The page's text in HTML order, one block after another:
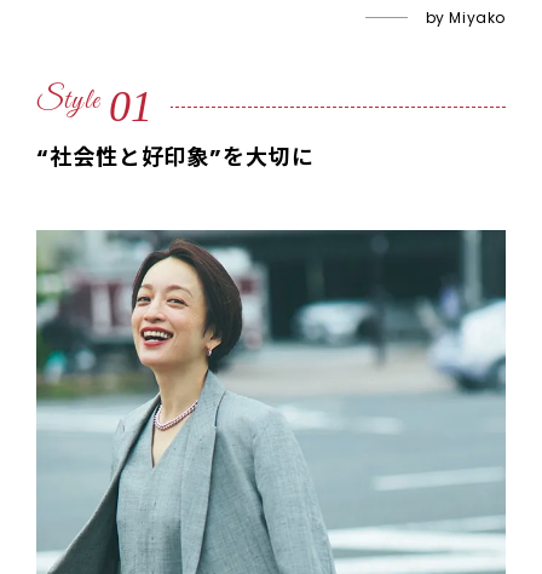
by Miyako
Style 01
“社会性と好印象”を大切に